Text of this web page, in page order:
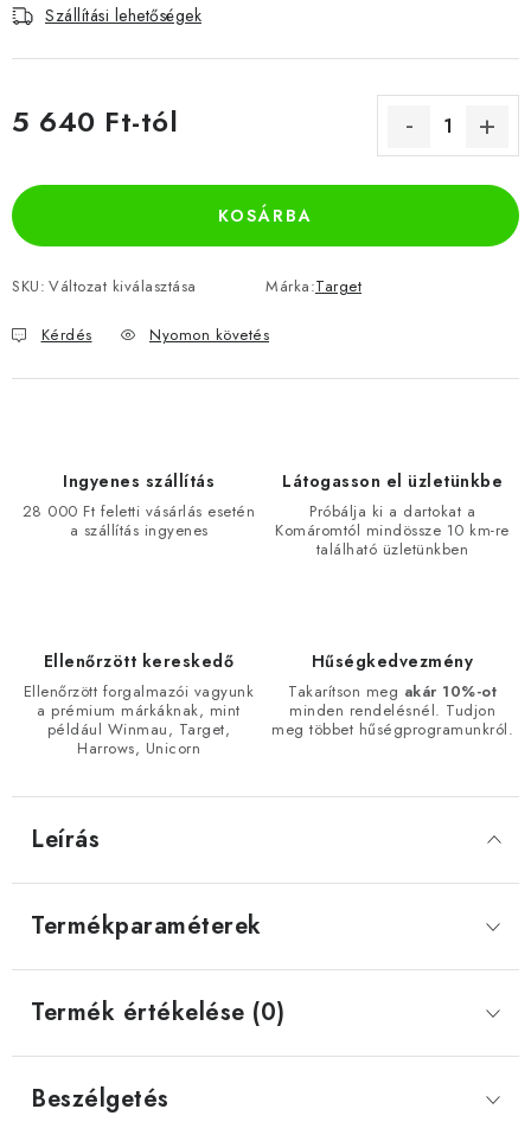
Szállítási lehetőségek
5 640 Ft-tól
KOSÁRBA
SKU: Változat kiválasztása Márka:Target
Kérdés Nyomon követés
Ingyenes szállítás
28 000 Ft feletti vásárlás esetén
a szállítás ingyenes
Látogasson el üzletünkbe
Próbálja ki a dartokat a
Komáromtól mindössze 10 km-re
található üzletünkben
Ellenőrzött kereskedő
Ellenőrzött forgalmazói vagyunk
a prémium márkáknak, mint
például Winmau, Target,
Harrows, Unicorn
Hűségkedvezmény
Takarítson meg akár 10%-ot
minden rendelésnél. Tudjon
meg többet hűségprogramunkról.
Leírás
Termékparaméterek
Termék értékelése (0)
Beszélgetés